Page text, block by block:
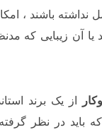
نداشته باشند ،
یا آن زیبایی که
از یک برند
باید در نظر